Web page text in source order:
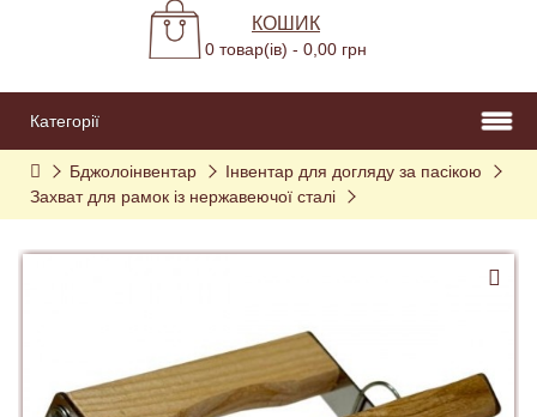
КОШИК
0 товар(ів) - 0,00 грн
Категорії
Бджолоінвентар
Інвентар для догляду за пасікою
Захват для рамок із нержавеючої сталі